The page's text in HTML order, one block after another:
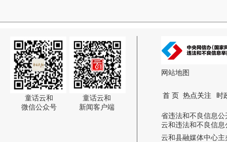
童话云和
微信公众号
童话云和
新闻客户端
网站地图
首 页 热点关注 时
省违法和不良信息公
云和违法和不良信息
云和县融媒体中心